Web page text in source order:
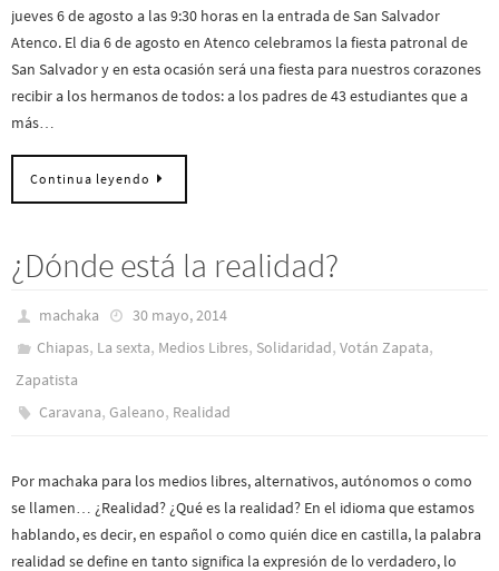
jueves 6 de agosto a las 9:30 horas en la entrada de San Salvador
Atenco. El dia 6 de agosto en Atenco celebramos la fiesta patronal de
San Salvador y en esta ocasión será una fiesta para nuestros corazones
recibir a los hermanos de todos: a los padres de 43 estudiantes que a
más…
Continua leyendo
¿Dónde está la realidad?
machaka
30 mayo, 2014
Chiapas, La sexta, Medios Libres, Solidaridad,Votán Zapata,
Zapatista
Caravana,Galeano, Realidad
Por machaka para los medios libres, alternativos, autónomos o como
se llamen… ¿Realidad? ¿Qué es la realidad? En el idioma que estamos
hablando, es decir, en español o como quién dice en castilla, la palabra
realidad se define en tanto significa la expresión de lo verdadero, lo